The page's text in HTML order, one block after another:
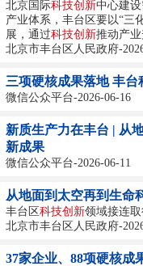
北京国际科技创新中心建
产业体系，丰台区要以“三
展，通过科技创新推动产
和新质生产力发展示范区
北京市丰台区人民政府-
三项硬核成果落地 丰台
微信公众平台-2026-06-16
新质生产力在丰台 | 从
新成果
微信公众平台-2026-06-11
从地面到太空再到生命
丰台区科技创新领域接连取
北京市丰台区人民政府-
37家企业、88项硬核成